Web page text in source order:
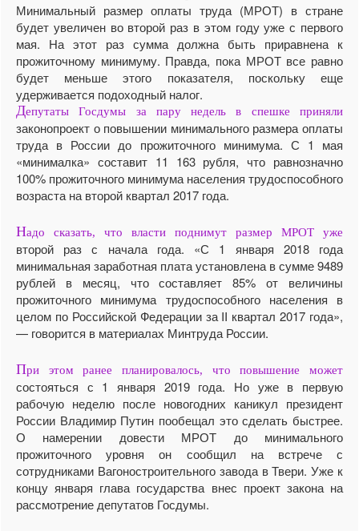
Минимальный размер оплаты труда (МРОТ) в стране
будет увеличен во второй раз в этом году уже с первого
мая. На этот раз сумма должна быть приравнена к
прожиточному минимуму. Правда, пока МРОТ все равно
будет меньше этого показателя, поскольку еще
удерживается подоходный налог.
Депутаты Госдумы за пару недель в спешке приняли
законопроект о повышении минимального размера оплаты
труда в России до прожиточного минимума. С 1 мая
«минималка» составит 11 163 рубля, что равнозначно
100% прожиточного минимума населения трудоспособного
возраста на второй квартал 2017 года.
Надо сказать, что власти поднимут размер МРОТ уже
второй раз с начала года. «С 1 января 2018 года
минимальная заработная плата установлена в сумме 9489
рублей в месяц, что составляет 85% от величины
прожиточного минимума трудоспособного населения в
целом по Российской Федерации за II квартал 2017 года»,
— говорится в материалах Минтруда России.
При этом ранее планировалось, что повышение может
состояться с 1 января 2019 года. Но уже в первую
рабочую неделю после новогодних каникул президент
России Владимир Путин пообещал это сделать быстрее.
О намерении довести МРОТ до минимального
прожиточного уровня он сообщил на встрече с
сотрудниками Вагоностроительного завода в Твери. Уже к
концу января глава государства внес проект закона на
рассмотрение депутатов Госдумы.